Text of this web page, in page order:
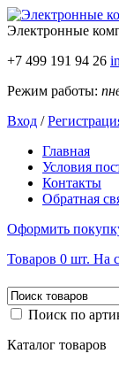
Электронные
+7 499 191 94 26
Режим работы: пн
Вход /
Главная
Условия
Контакты
Обратная
Оформить
Товаров 0 шт. На
Поиск по
Каталог товаров